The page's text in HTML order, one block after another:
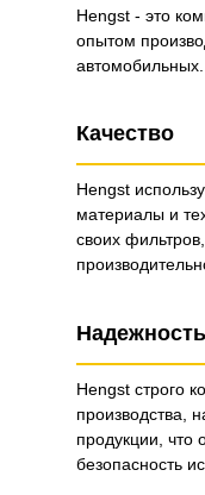
Hengst - это
опытом
автомобильных.
Качество
Надежность
Hengst
материалы и
своих
Hengst строго
производства,
продукции, что
безопасность